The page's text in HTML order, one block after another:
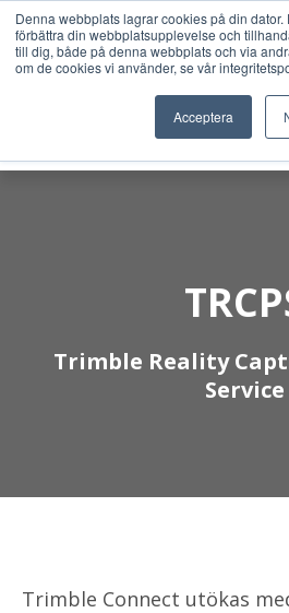
Denna webbplats lagrar cookies på din
förbättra din webbplatsupplevelse och
till dig, både på denna webbplats och via
om de cookies vi använder, se vår
Acceptera
Trimble Reality
Service
Trimble Connect utökas